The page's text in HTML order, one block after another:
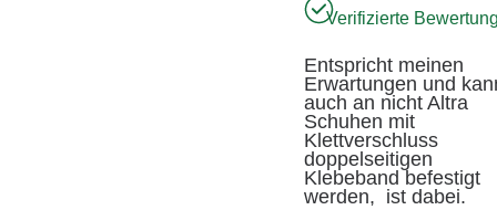
Verifizierte
Entspricht meinen
Erwartungen und
auch an nicht Altra
Schuhen mit
Klettverschluss
doppelseitigen
Klebeband befestigt
werden,  ist dabei.